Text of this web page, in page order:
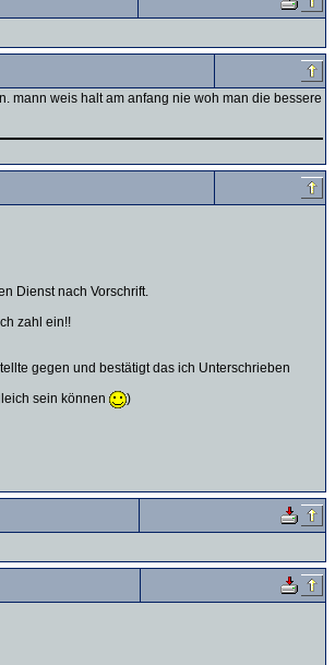
mann weis halt am anfang nie woh man die bessere
Dienst nach Vorschrift.
zahl ein!!
gegen und bestätigt das ich Unterschrieben
sein können
)